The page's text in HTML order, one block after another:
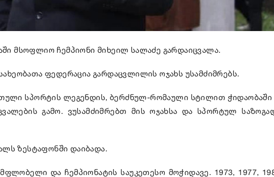
მსოფლიო ჩემპიონი მიხეილ სალაძე გარდაიცვალა.
ფედერაცია გარდაცვლილის ოჯახს უსამძიმრებს.
სპორტის ლეგენდის, ბერძნულ-რომაული სტილით
გამო. ვუსამძიმრებთ მის ოჯახსა და სპორტულ
ზესტაფონში დაიბადა.
და ჩემპიონატის საუკეთესო მოჭიდავე. 1973, 1977,